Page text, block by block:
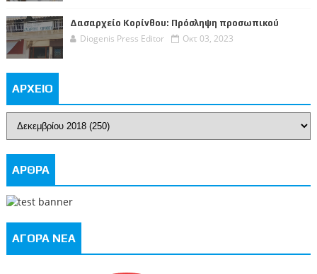
Δασαρχείο Κορίνθου: Πρόσληψη προσωπικού
Diogenis Press Editor Οκτ 03, 2023
ΑΡΧΕΙΟ
ΑΡΘΡΑ
ΑΓΟΡΑ ΝΕΑ